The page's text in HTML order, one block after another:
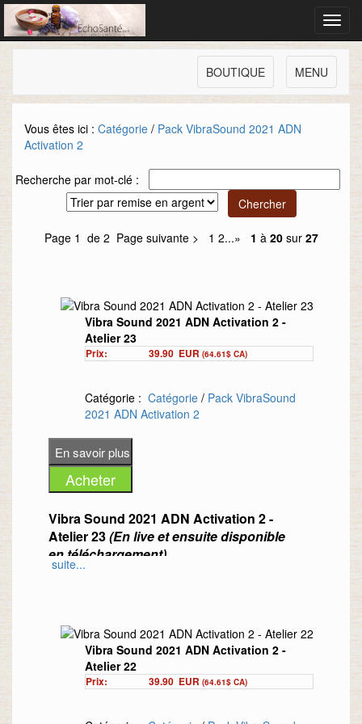
MENU
BOUTIQUE
Vous êtes ici : Catégorie / Pack VibraSound 2021 ADN
Activation 2
Recherche par mot-clé :
Page 1 de 2 Page suivante > 1 2...» 1 à 20sur 27
Vibra Sound 2021 ADN Activation 2 -
Atelier 23
Prix: 39.90 EUR (64.61$ CA)
Catégorie : Catégorie / Pack VibraSound
2021 ADN Activation 2
Vibra Sound 2021 ADN Activation 2 -
Atelier 23(En live et ensuite disponible
en téléchargement)
Au programme :
Méditation sur la manifestation de vos
désirs
Affirmations vibratoires agissantes sur
suite...
Vibra Sound 2021 ADN Activation 2 -
Atelier 22
Prix: 39.90 EUR (64.61$ CA)